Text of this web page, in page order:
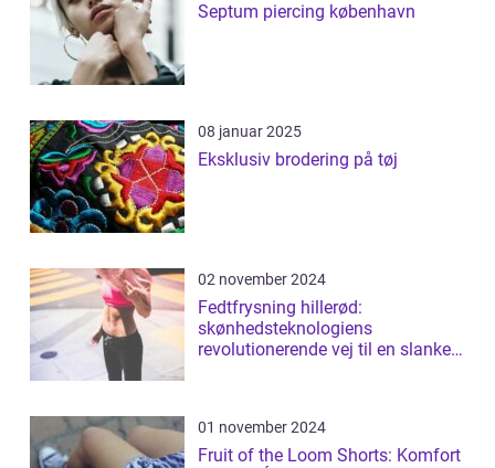
Septum piercing københavn
08 januar 2025
Eksklusiv brodering på tøj
02 november 2024
Fedtfrysning hillerød:
skønhedsteknologiens
revolutionerende vej til en slankere
01 november 2024
Fruit of the Loom Shorts: Komfort